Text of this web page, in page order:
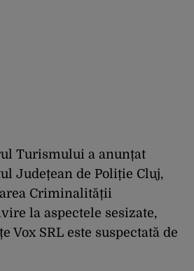
Turismului a anunțat
Județean de Poliție Cluj,
Criminalității
la aspectele sesizate,
Vox SRL este suspectată de